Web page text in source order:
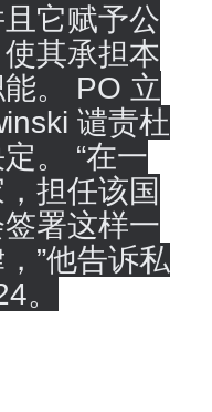
它赋予公
其承担本
。 PO 立
谴责杜
。 “在一
担任该国
署这样一
”他告诉私
。